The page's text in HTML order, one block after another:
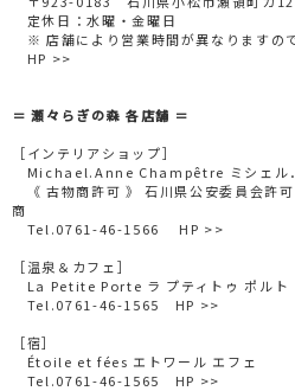
定休日：水曜・金曜日
※ 店舗により営業時間が異なりますの
HP >>
＝ 瀬々らぎの森 各店舗 ＝
［インテリアショップ］
Michael.Anne Champêtre ミシェル
《 古物商許可 》 石川県公安委員会
商
Tel.0761-46-1566 HP >>
［温泉＆カフェ］
La Petite Porte ラ プティトゥ ポルト
Tel.0761-46-1565 HP >>
［宿］
Étoile et fées エトワール エフェ
Tel.0761-46-1565 HP >>